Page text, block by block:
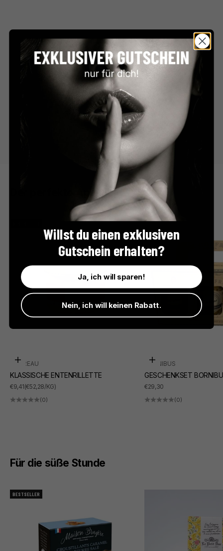
Der perfekte Apéro
In den Warenkorb
SUDREAU
KLASSISCHE ENTENRILLETTE
ANGEBOT
€9,41(€52,28/KG)
(0)
In den Warenkorb
BORNIBUS
GESCHENKSET
ANGEBOT
€29,30
(0)
Für die süße Stunde
BESTSELLER
Willst du einen exklusiven
Gutschein erhalten?
Ja, ich will sparen!
Nein, ich will keinen Rabatt.